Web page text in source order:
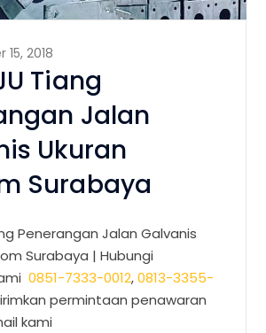
2018
Tiang
Jalan
Ukuran
Surabaya
Penerangan Jalan Galvanis
Surabaya | Hubungi
0851-7333-0012,0813-3355-
permintaan penawaran
kami